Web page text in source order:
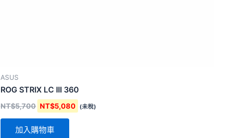
ASUS
ROG STRIX LC III 360
NT$5,700 NT$5,080 (未稅)
加入購物車